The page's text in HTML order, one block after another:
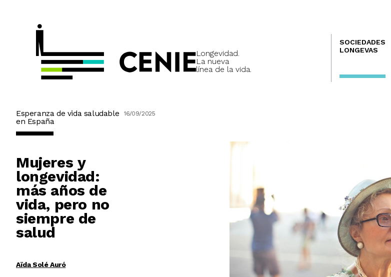
Longevidad.
La nueva
línea de la vida.
Navegación
principal
SOCIEDADES
LONGEVAS
Esperanza de vida saludable
en España
16/09/2025
Mujeres y
longevidad:
más años de
vida, pero no
siempre de
salud
Aïda Solé Auró